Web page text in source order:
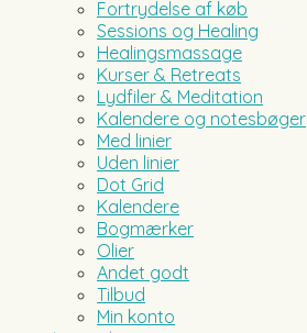
Fortrydelse af køb
Sessions og Healing
Healingsmassage
Kurser & Retreats
Lydfiler & Meditation
Kalendere og notesbøger
Med linier
Uden linier
Dot Grid
Kalendere
Bogmærker
Olier
Andet godt
Tilbud
Min konto